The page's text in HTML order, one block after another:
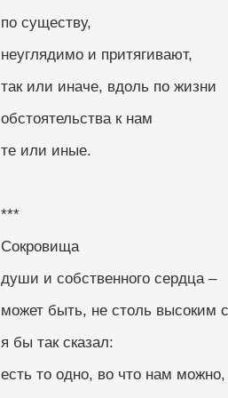
по существу,
неуглядимо и притягивают,
так или иначе, вдоль по жизни
обстоятельства к нам
те или иные.
***
Сокровища
души и собственного сердца –
может быть, не столь высоким
я бы так сказал:
есть то одно, во что нам можно,